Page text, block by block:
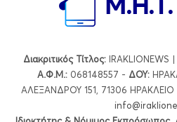
Διακριτικός Τίτλος: IRAKLIONEWS |
Α.Φ.Μ.: 068148557 - ΔΟΥ:
ΑΛΕΞΑΝΔΡΟΥ 151, 71306 ΗΡΑΚΛΕΙΟ